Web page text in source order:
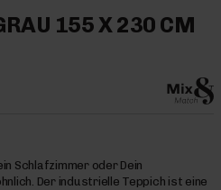
155 X 230 CM
Schlafzimmer oder Dein
Der industrielle Teppich ist eine